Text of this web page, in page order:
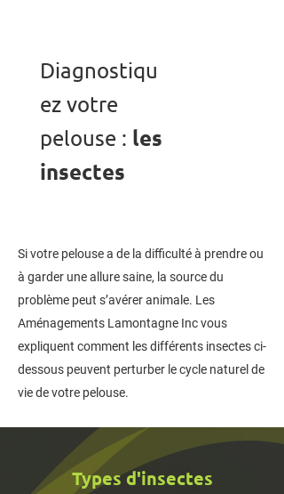
Diagnostiqu
ez votre
pelouse : les
insectes
Si votre pelouse a de la difficulté à prendre ou
à garder une allure saine, la source du
problème peut s’avérer animale. Les
Aménagements Lamontagne Inc vous
expliquent comment les différents insectes ci-
dessous peuvent perturber le cycle naturel de
vie de votre pelouse.
Types d'insectes